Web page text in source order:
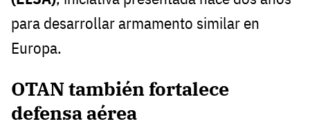
para desarrollar armamento similar en
Europa.
OTAN también fortalece
defensa aérea